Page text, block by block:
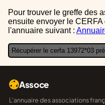
Pour trouver le greffe des associations auquel vous devrez
ensuite envoyer le
l'annuaire suivant :
Récupérer le cerfa 13972*03
Assoce
L'annuaire des associations françaises, construit sur les données